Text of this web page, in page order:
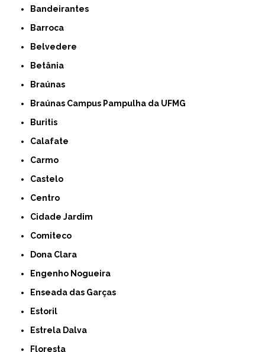
Bandeirantes
Barroca
Belvedere
Betânia
Braúnas
Braúnas Campus Pampulha da UFMG
Buritis
Calafate
Carmo
Castelo
Centro
Cidade Jardim
Comiteco
Dona Clara
Engenho Nogueira
Enseada das Garças
Estoril
Estrela Dalva
Floresta